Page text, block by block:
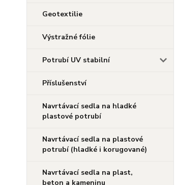
Geotextilie
Výstražné fólie
Potrubí UV stabilní
Příslušenství
Navrtávací sedla na hladké
plastové potrubí
Navrtávací sedla na plastové
potrubí (hladké i korugované)
Navrtávací sedla na plast,
beton a kameninu